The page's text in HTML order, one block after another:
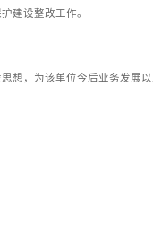
建设整改工作。
想，为该单位今后业务发展